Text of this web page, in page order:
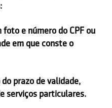
e número do CPF ou
em que conste o
prazo de validade,
serviços particulares.